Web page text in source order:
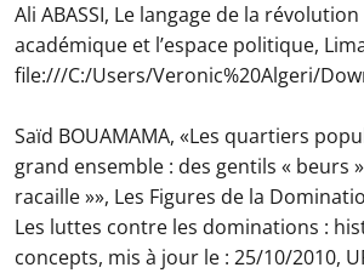
Ali ABASSI, Le langage de la révolution
académique et l’espace politique,
file:///C:/Users/Veronic%20Algeri/
Saïd BOUAMAMA, «Les quartiers
grand ensemble : des gentils « beurs
racaille »», Les Figures de la
Les luttes contre les dominations :
concepts, mis à jour le : 25/10/2010,